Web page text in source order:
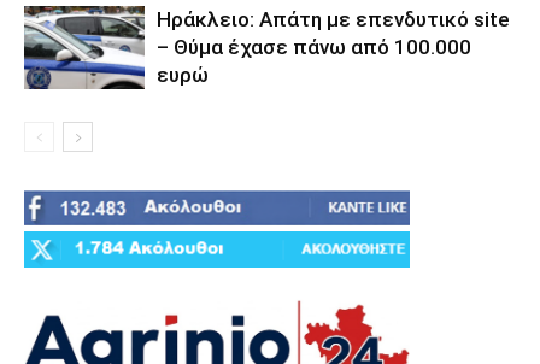
Ηράκλειο: Απάτη με επενδυτικό site
– Θύμα έχασε πάνω από 100.000
ευρώ